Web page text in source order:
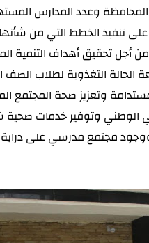
على تنفيذ الخطط التي من
أجل تحقيق أهداف
الحالة التغذوية لطلاب
وتعزيز صحة
الوطني وتوفير خدمات صحية
مجتمع مدرسي على دراية